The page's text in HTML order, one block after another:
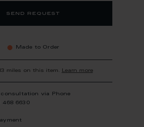
send request
Made to Order
miles on this item. Learn more
consultation via Phone
468 6630